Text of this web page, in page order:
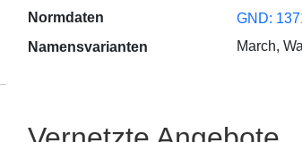
Normdaten
GND:
Namensvarianten
March,